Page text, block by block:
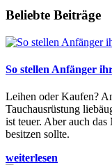
Beliebte Beiträge
So stellen Anfänger
Leihen oder Kaufen?
Tauchausrüstung
ist teuer. Aber auch
besitzen sollte.
weiterlesen